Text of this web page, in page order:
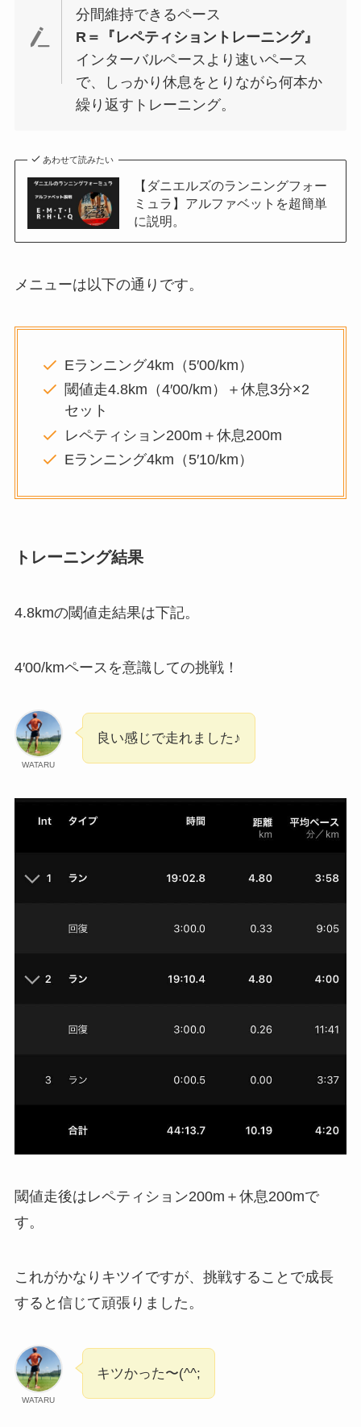
分間維持できるペース
R＝『レペティショントレーニング』
インターバルペースより速いペース
で、しっかり休息をとりながら何本か
繰り返すトレーニング。
あわせて読みたい
【ダニエルズのランニングフォー
ミュラ】アルファベットを超簡単
に説明。
メニューは以下の通りです。
Eランニング4km（5′00/km）
閾値走4.8km（4′00/km）＋休息3分×2
セット
レペティション200m＋休息200m
Eランニング4km（5′10/km）
トレーニング結果
4.8kmの閾値走結果は下記。
4′00/kmペースを意識しての挑戦！
WATARU
良い感じで走れました♪
閾値走後はレペティション200m＋休息200mで
す。
これがかなりキツイですが、挑戦することで成長
すると信じて頑張りました。
WATARU
キツかった〜(^^;